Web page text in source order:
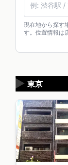
現在地から探す
す。位置情報は
東京
▶